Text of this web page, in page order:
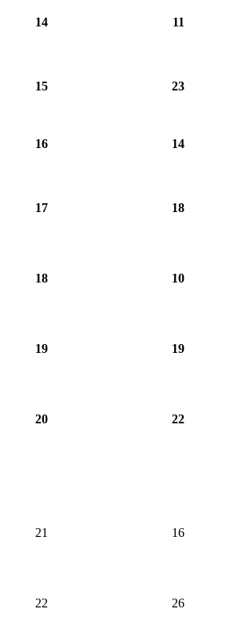
14 11
15 23
16 14
17 18
18 10
19 19
20 22
21 16
22 26